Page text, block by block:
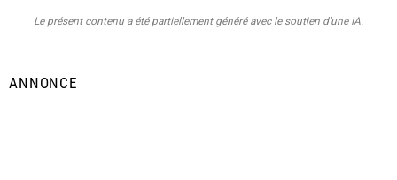
Le présent contenu a été partiellement généré avec le soutien d’une IA.
ANNONCE